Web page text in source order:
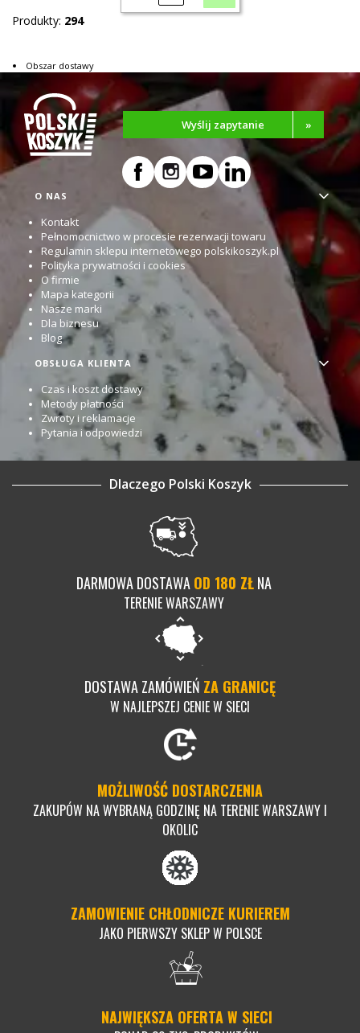
Produkty: 294
Obszar dostawy
Linki w stopce
O NAS
Kontakt
Pełnomocnictwo w procesie rezerwacji towaru
Regulamin sklepu internetowego polskikoszyk.pl
Polityka prywatności i cookies
O firmie
Mapa kategorii
Nasze marki
Dla biznesu
Blog
OBSŁUGA KLIENTA
Czas i koszt dostawy
Metody płatności
Zwroty i reklamacje
Pytania i odpowiedzi
Wyślij zapytanie »
Dlaczego Polski Koszyk
DARMOWA DOSTAWAOD 180 ZŁNA
TERENIE WARSZAWY
DOSTAWA ZAMÓWIEŃ ZA GRANICĘ
W NAJLEPSZEJ CENIE W SIECI
MOŻLIWOŚĆ DOSTARCZENIA
ZAKUPÓW NA WYBRANĄ GODZINĘ NA TERENIE WARSZAWY I
OKOLIC
ZAMOWIENIE CHŁODNICZE KURIEREM
JAKO PIERWSZY SKLEP W POLSCE
NAJWIĘKSZA OFERTA W SIECI